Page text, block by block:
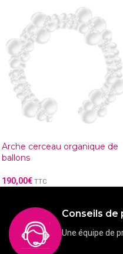
Arche cerceau organique de
ballons
190,00€ TTC
Conseils de
Une équipe de